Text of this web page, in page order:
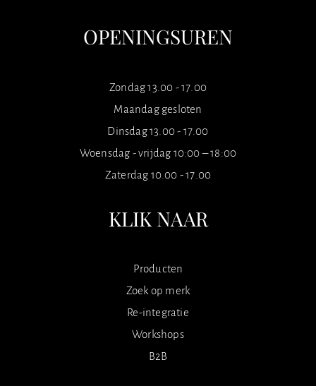
OPENINGSUREN
Zondag 13.00 - 17.00
Maandag gesloten
Dinsdag 13.00 - 17.00
Woensdag - vrijdag 10:00 – 18:00
Zaterdag 10.00 - 17.00
KLIK NAAR
Producten
Zoek op merk
Re-integratie
Workshops
B2B